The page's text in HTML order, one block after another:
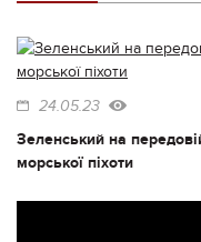
24.05.23
Зеленський на
морської піхоти